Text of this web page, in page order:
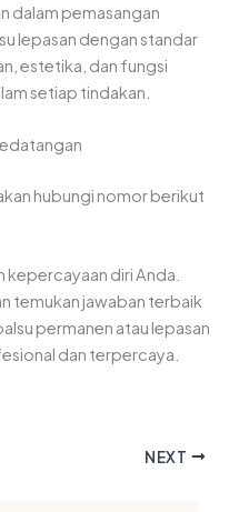
dalam pemasangan
lepasan dengan standar
estetika, dan fungsi
setiap tindakan.
hubungi nomor berikut
kepercayaan diri Anda.
temukan jawaban terbaik
permanen atau lepasan
dan terpercaya.
NEXT